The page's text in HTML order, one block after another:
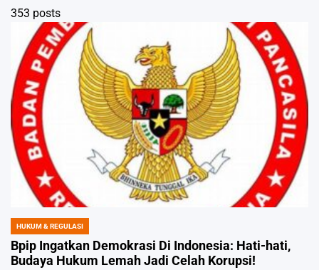
353 posts
POSTED
IN
HUKUM & REGULASI
Bpip Ingatkan Demokrasi Di Indonesia: Hati-hati,
Budaya Hukum Lemah Jadi Celah Korupsi!